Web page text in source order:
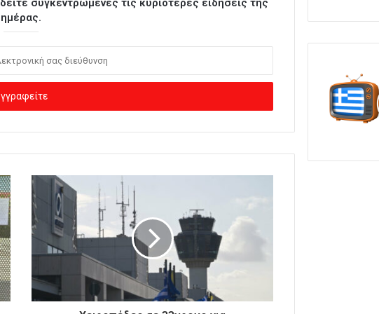
συγκεντρωμένες τις κυριότερες ειδήσεις της
ημέρας.